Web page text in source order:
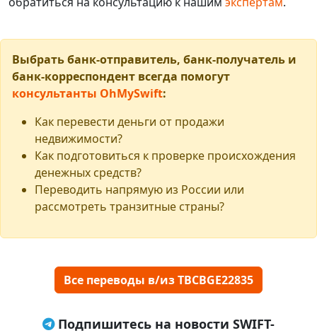
Выбрать банк-отправитель, банк-получатель и
банк-корреспондент всегда помогут
консультанты OhMySwift:
Как перевести деньги от продажи
недвижимости?
Как подготовиться к проверке происхождения
денежных средств?
Переводить напрямую из России или
рассмотреть транзитные страны?
Все переводы в/из TBCBGE22835
Подпишитесь на новости SWIFT-